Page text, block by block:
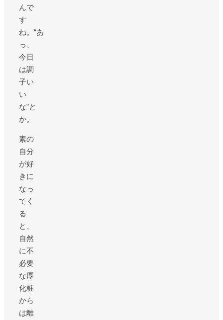
んで
す
ね。“あ
っ、
今日
は調
子い
い
な”と
か。
素の
自分
が好
きに
なっ
てく
る
と、
自然
に不
必要
な厚
化粧
から
は離